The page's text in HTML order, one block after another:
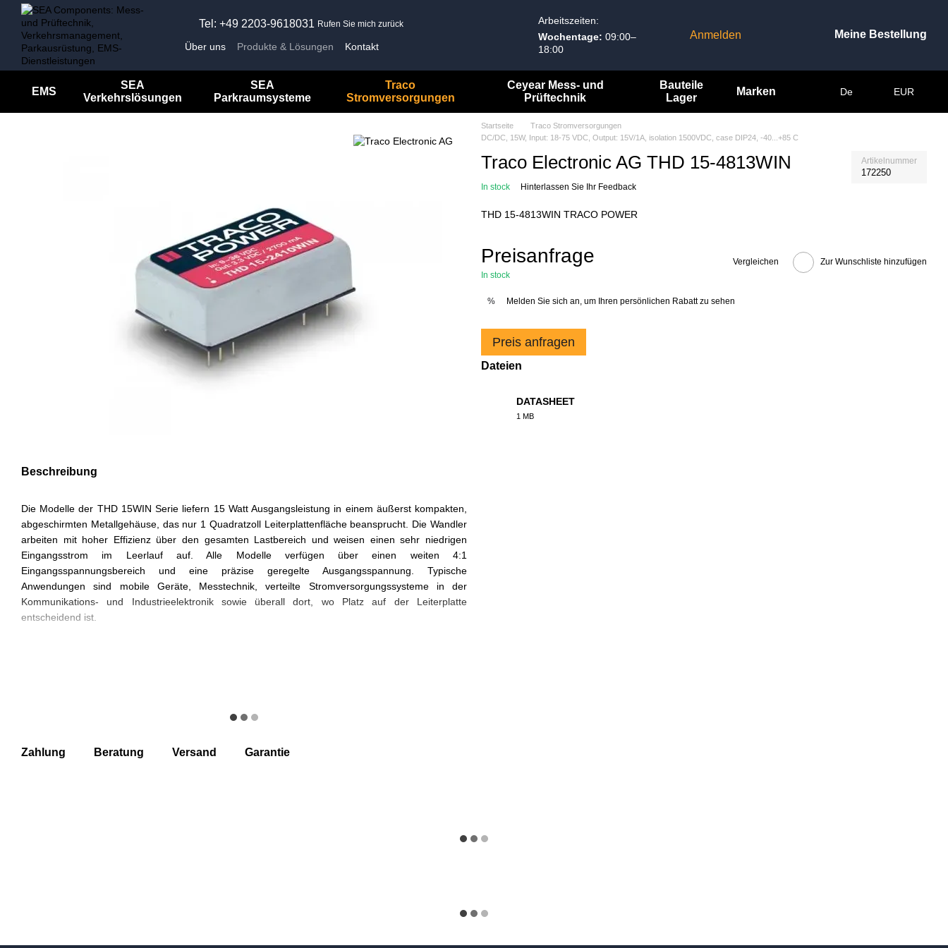
Перейти к основному контенту
Tel: +49 2203-9618031 Rufen Sie mich zurück
Über uns Produkte & Lösungen
Kontakt
Arbeitszeiten:
Wochentage: 09:00–
18:00
Anmelden Meine Bestellung
EMS
SEA
Verkehrslösungen
SEA
Parkraumsysteme
Traco
Stromversorgungen
Ceyear Mess- und
Prüftechnik
Bauteile
Lager
Marken De EUR
Beschreibung
Die Modelle der THD 15WIN Serie liefern 15 Watt Ausgangsleistung in einem äußerst kompakten,
abgeschirmten Metallgehäuse, das nur 1 Quadratzoll Leiterplattenfläche beansprucht. Die Wandler
arbeiten mit hoher Effizienz über den gesamten Lastbereich und weisen einen sehr niedrigen
Eingangsstrom im Leerlauf auf. Alle Modelle verfügen über einen weiten 4:1
Eingangsspannungsbereich und eine präzise geregelte Ausgangsspannung. Typische
Anwendungen sind mobile Geräte, Messtechnik, verteilte Stromversorgungssysteme in der
Kommunikations- und Industrieelektronik sowie überall dort, wo Platz auf der Leiterplatte
entscheidend ist.
Zahlung Beratung Versand Garantie
Startseite
Traco Stromversorgungen
DC/DC, 15W, Input: 18-75 VDC, Output: 15V/1A, isolation 1500VDC, case DIP24, -40...+85 C
Traco Electronic AG THD 15-4813WIN Artikelnummer
172250
In stock Hinterlassen Sie Ihr Feedback
THD 15-4813WIN TRACO POWER
Preisanfrage
In stock
Vergleichen Zur Wunschliste hinzufügen
% Melden Sie sich an, um Ihren persönlichen Rabatt zu sehen
Preis anfragen
Dateien
DATASHEET
1 MB